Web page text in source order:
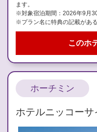
ます。
※対象宿泊期間：2026年9月
※プラン名に特典の記載があ
このホ
ホーチミン
ホテルニッコーサ